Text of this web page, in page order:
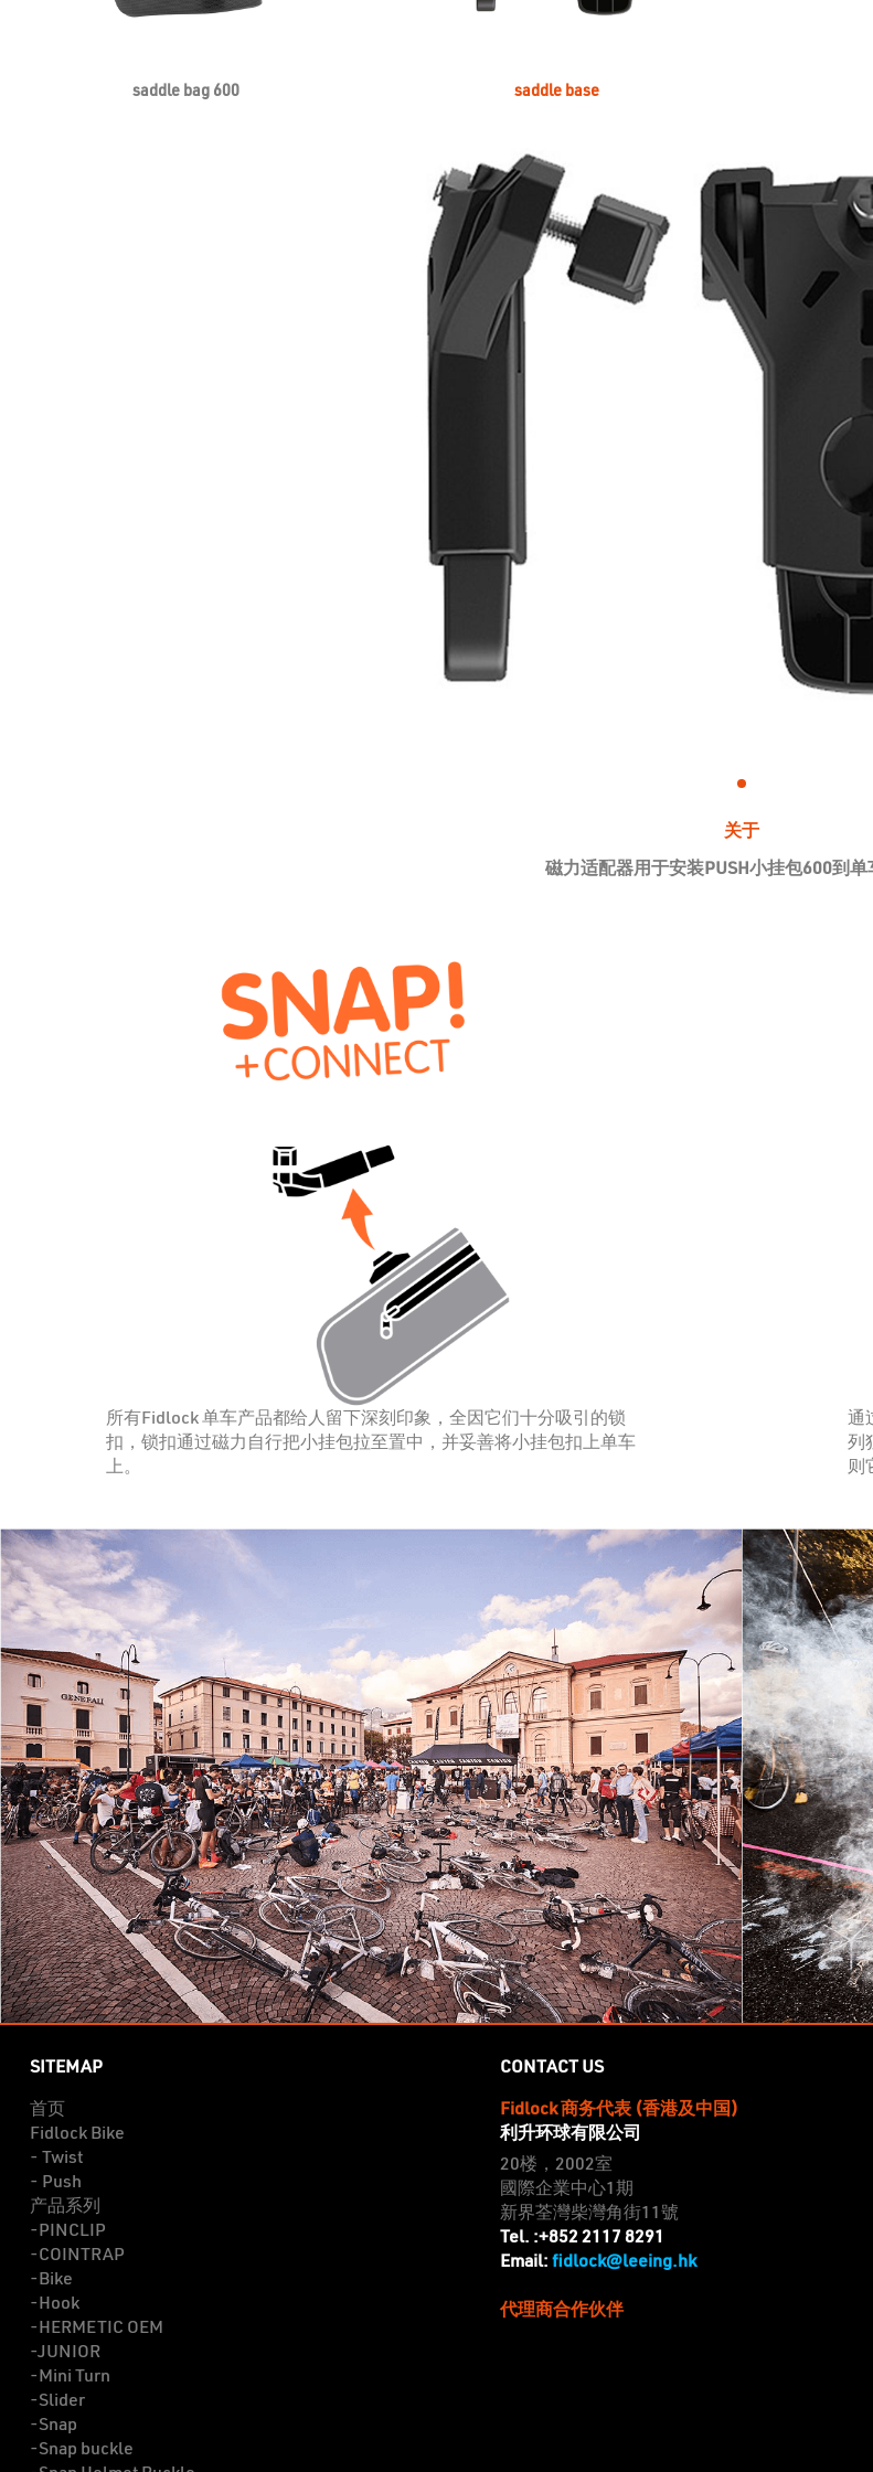
saddle bag 600 saddle base
关于
磁力适配器用于安装PUSH小挂包600到单
所有Fidlock 单车产品都给人留下深刻印象，全因它们十分吸引的锁
扣，锁扣通过磁力自行把小挂包拉至置中，并妥善将小挂包扣上单车
上。
通
列
则
SITEMAP
首页
Fidlock Bike
- Twist
- Push
产品系列
-PINCLIP
-COINTRAP
-Bike
-Hook
-HERMETIC OEM
-JUNIOR
-Mini Turn
-Slider
-Snap
-Snap buckle
CONTACT US
Fidlock 商务代表 (香港及中国)
利升环球有限公司
20楼，2002室
國際企業中心1期
新界荃灣柴灣角街11號
Tel. :+852 2117 8291
Email: fidlock@leeing.hk
代理商合作伙伴